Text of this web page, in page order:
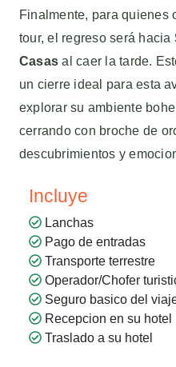
Finalmente, para quienes
tour, el regreso será hacia
Casas al caer la tarde.
un cierre ideal para esta
explorar su ambiente
cerrando con broche de
descubrimientos y
Incluye
Lanchas
Pago de entradas
Transporte terrestre
Operador/Chofer
Seguro basico del
Recepcion en su hotel
Traslado a su hotel